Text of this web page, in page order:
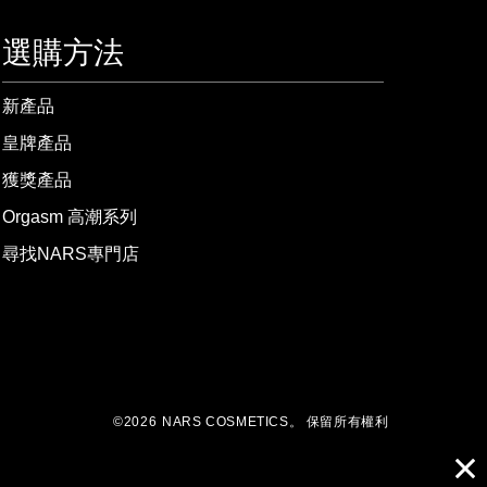
選購方法
新產品
皇牌產品
獲獎產品
Orgasm 高潮系列
尋找NARS專門店
©2026 NARS COSMETICS。 保留所有權利